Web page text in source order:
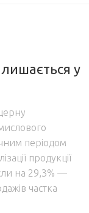
у
періодом
продукції
на 29,3% —
частка